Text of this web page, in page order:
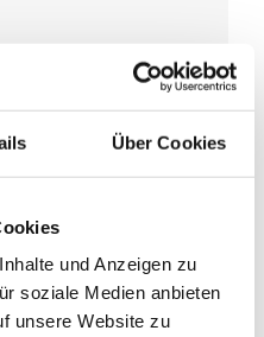
Über Cookies
und Anzeigen zu
soziale Medien anbieten
unsere Website zu